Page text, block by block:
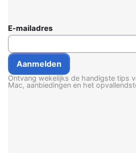
E-mailadres
Ontvang wekelijks de handigste tips
Mac, aanbiedingen en het